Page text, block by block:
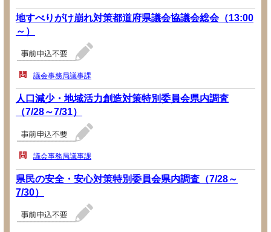
地すべりがけ崩れ対策都道府県議会協議会総会（13:00
～）
議会事務局議事課
人口減少・地域活力創造対策特別委員会県内調査
（7/28～7/31）
議会事務局議事課
県民の安全・安心対策特別委員会県内調査（7/28～
7/30）